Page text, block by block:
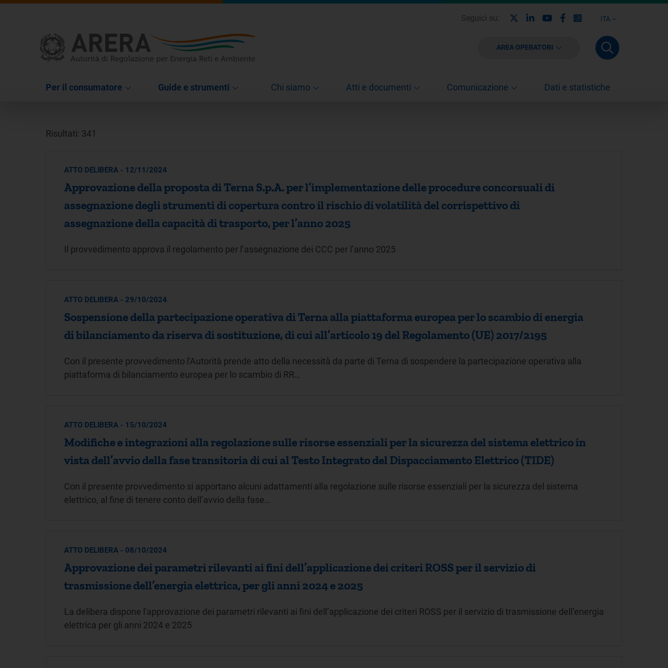
ITA
Seguici su: LinkedinYoutubeFacebook
Instagram
AREA OPERATORI
Per il consumatore Guide e strumenti Chi siamo Atti e documenti Comunicazione Dati e statistiche
Risultati: 341
ATTO DELIBERA - 12/11/2024
Approvazione della proposta di Terna S.p.A. per l’implementazione delle procedure concorsuali di
assegnazione degli strumenti di copertura contro il rischio di volatilità del corrispettivo di
assegnazione della capacità di trasporto, per l’anno 2025
Il provvedimento approva il regolamento per l’assegnazione dei CCC per l’anno 2025
ATTO DELIBERA - 29/10/2024
Sospensione della partecipazione operativa di Terna alla piattaforma europea per lo scambio di energia
di bilanciamento da riserva di sostituzione, di cui all’articolo 19 del Regolamento (UE) 2017/2195
Con il presente provvedimento l'Autorità prende atto della necessità da parte di Terna di sospendere la partecipazione operativa alla
piattaforma di bilanciamento europea per lo scambio di RR…
ATTO DELIBERA - 15/10/2024
Modifiche e integrazioni alla regolazione sulle risorse essenziali per la sicurezza del sistema elettrico in
vista dell’avvio della fase transitoria di cui al Testo Integrato del Dispacciamento Elettrico (TIDE)
Con il presente provvedimento si apportano alcuni adattamenti alla regolazione sulle risorse essenziali per la sicurezza del sistema
elettrico, al fine di tenere conto dell’avvio della fase…
ATTO DELIBERA - 08/10/2024
Approvazione dei parametri rilevanti ai fini dell’applicazione dei criteri ROSS per il servizio di
trasmissione dell’energia elettrica, per gli anni 2024 e 2025
La delibera dispone l'approvazione dei parametri rilevanti ai fini dell’applicazione dei criteri ROSS per il servizio di trasmissione dell’energia
elettrica per gli anni 2024 e 2025